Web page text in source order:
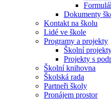
Dokumenty
Kontakt na školu
Lidé ve škole
Programy a projekty
Školní
Projekty s
Školní knihovna
Školská rada
Partneři školy
Pronájem prostor